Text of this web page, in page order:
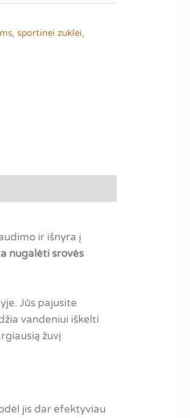
, sportinei zuklei
ir išnyra į
nugalėti srovės
Jūs pajusite
vandeniui iškelti
žuvį
jis dar efektyviau